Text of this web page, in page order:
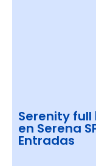
Serenity
en Serena
Entradas